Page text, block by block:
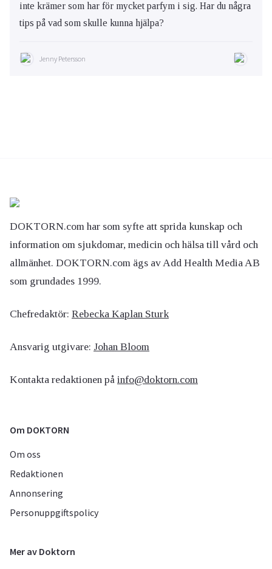
inte krämer som har för mycket parfym i sig. Har du några
tips på vad som skulle kunna hjälpa?
Jenny Petersson
DOKTORN.com har som syfte att sprida kunskap och
information om sjukdomar, medicin och hälsa till vård och
allmänhet. DOKTORN.com ägs av Add Health Media AB
som grundades 1999.
Chefredaktör: Rebecka Kaplan Sturk
Ansvarig utgivare: Johan Bloom
Kontakta redaktionen på info@doktorn.com
Om DOKTORN
Om oss
Redaktionen
Annonsering
Personuppgiftspolicy
Mer av Doktorn